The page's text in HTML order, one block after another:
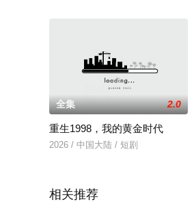
全集 2.0
重生1998，我的黄金时代
2026 / 中国大陆 / 短剧
相关推荐